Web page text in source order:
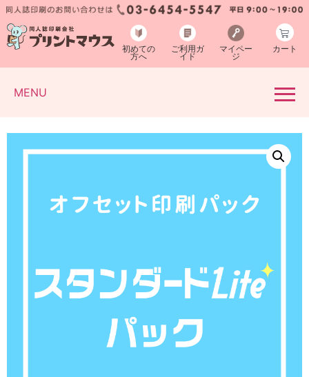
初めての
方へ
ご利用ガ
イド
マイペー
ジ
カート
MENU